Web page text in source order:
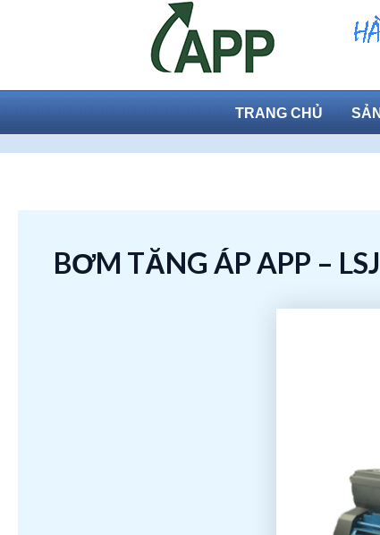
TRANG CHỦ
BƠM TĂNG ÁP APP –